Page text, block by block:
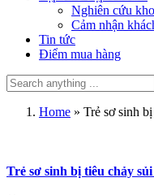
Nghiên cứu
Cảm nhận
Tin tức
Điểm mua hàng
Home » Trẻ sơ sinh
Trẻ sơ sinh bị tiêu chảy